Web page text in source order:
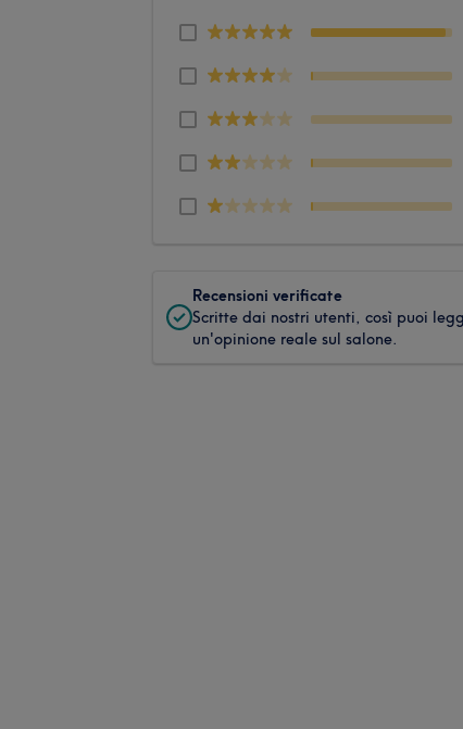
Recensioni verificate
Scritte dai nostri utenti, così puoi
un'opinione reale sul salone.